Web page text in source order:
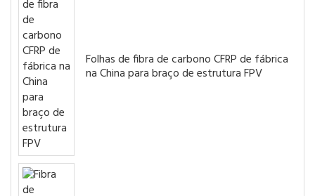
Folhas de fibra de carbono CFRP de fábrica
na China para braço de estrutura FPV